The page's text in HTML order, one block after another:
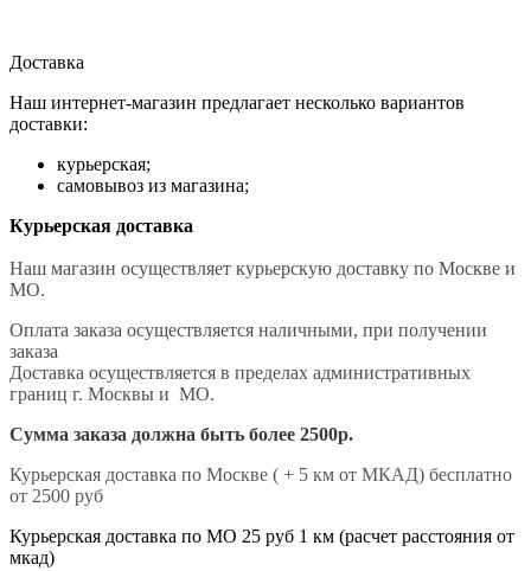
Доставка
Наш интернет-магазин предлагает несколько вариантов
доставки:
курьерская;
самовывоз из магазина;
Курьерская доставка
Наш магазин осуществляет курьерскую доставку по Москве и
МО.
Оплата заказа осуществляется наличными, при получении
заказа
Доставка осуществляется в пределах административных
границ г. Москвы и МО.
Сумма заказа должна быть более 2500р.
Курьерская доставка по Москве ( + 5 км от МКАД) бесплатно
от 2500 руб
Курьерская доставка по МО 25 руб 1 км (расчет расстояния от
мкад)